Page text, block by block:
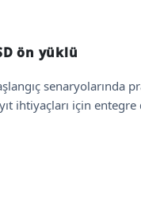
ön yüklü
senaryolarında
ihtiyaçları için